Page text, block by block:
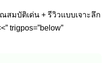
สมบัติเด่น + รีวิวแบบเจาะลึก
trigpos=”below”